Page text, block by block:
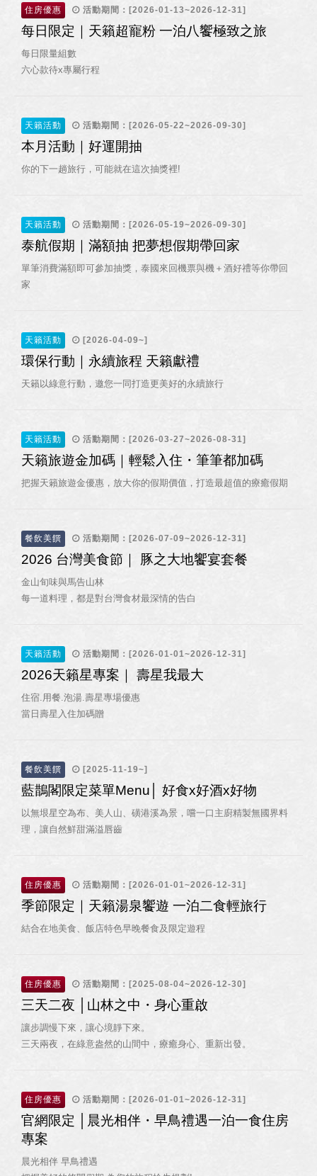
住房優惠 活動期間：[2026-01-13~2026-12-31]
每日限定｜天籟超寵粉 一泊八饗極致之旅
每日限量組數
六心款待x專屬行程
天籟活動 活動期間：[2026-05-22~2026-09-30]
本月活動｜好運開抽
你的下一趟旅行，可能就在這次抽獎裡!
天籟活動 活動期間：[2026-05-19~2026-09-30]
泰航假期｜滿額抽 把夢想假期帶回家
單筆消費滿額即可參加抽獎，泰國來回機票與機＋酒好禮等你帶回
家
天籟活動 [2026-04-09~]
環保行動｜永續旅程 天籟獻禮
天籟以綠意行動，邀您一同打造更美好的永續旅行
天籟活動 活動期間：[2026-03-27~2026-08-31]
天籟旅遊金加碼｜輕鬆入住・筆筆都加碼
把握天籟旅遊金優惠，放大你的假期價值，打造最超值的療癒假期
餐飲美饌 活動期間：[2026-07-09~2026-12-31]
2026 台灣美食節｜ 豚之大地饗宴套餐
金山旬味與馬告山林
每一道料理，都是對台灣食材最深情的告白
天籟活動 活動期間：[2026-01-01~2026-12-31]
2026天籟星專案｜ 壽星我最大
住宿.用餐.泡湯.壽星專場優惠
當日壽星入住加碼贈
餐飲美饌 [2025-11-19~]
藍鵲閣限定菜單Menu│ 好食x好酒x好物
以無垠星空為布、美人山、磺港溪為景，嚐一口主廚精製無國界料
理，讓自然鮮甜滿溢唇齒
住房優惠 活動期間：[2026-01-01~2026-12-31]
季節限定｜天籟湯泉饗遊 一泊二食輕旅行
結合在地美食、飯店特色早晚餐食及限定遊程
住房優惠 活動期間：[2025-08-04~2026-12-30]
三天二夜 │山林之中・身心重啟
讓步調慢下來，讓心境靜下來。
三天兩夜，在綠意盎然的山間中，療癒身心、重新出發。
住房優惠 活動期間：[2026-01-01~2026-12-31]
官網限定 │晨光相伴・早鳥禮遇一泊一食住房
專案
晨光相伴 早鳥禮遇